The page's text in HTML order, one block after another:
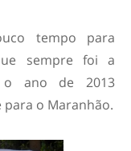
tempo para
sempre foi a
o ano de 2013
o Maranhão.